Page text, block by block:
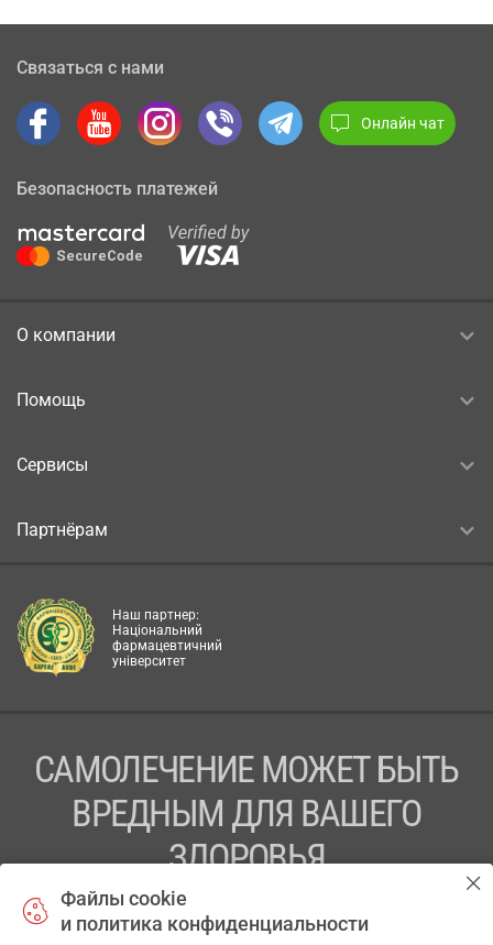
Связаться с нами
Онлайн чат
Безопасность платежей
О компании
Помощь
Сервисы
Партнёрам
Наш партнер:
Національний
фармацевтичний
університет
САМОЛЕЧЕНИЕ МОЖЕТ БЫТЬ
ВРЕДНЫМ ДЛЯ ВАШЕГО
ЗДОРОВЬЯ
ПЕРЕД ПРИМЕНЕНИЕМ ПРЕПАРАТА
ПРОКОНСУЛЬТИРУЙТЕСЬ С ВРАЧОМ
Файлы cookie
и политика конфиденциальности